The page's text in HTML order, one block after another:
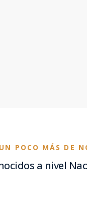
POCO MÁS DE
a nivel